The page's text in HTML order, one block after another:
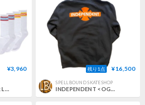
¥3,960 残り1点 ¥16,500
SPELLBOUND SKATESHOP